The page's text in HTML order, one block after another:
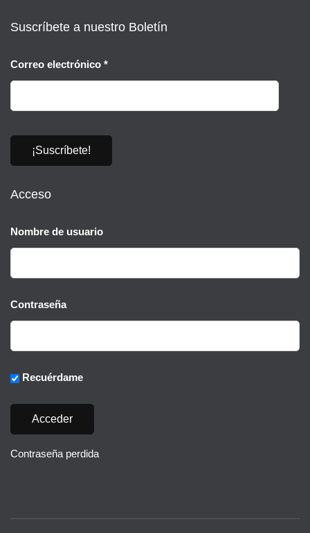
Suscríbete a nuestro Boletín
Correo electrónico *
Acceso
Nombre de usuario
Contraseña
Recuérdame
Contraseña perdida